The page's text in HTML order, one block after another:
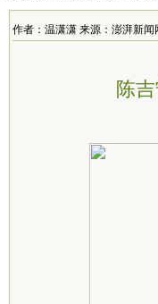
作者：温潇潇 来源：澎湃新闻
陈